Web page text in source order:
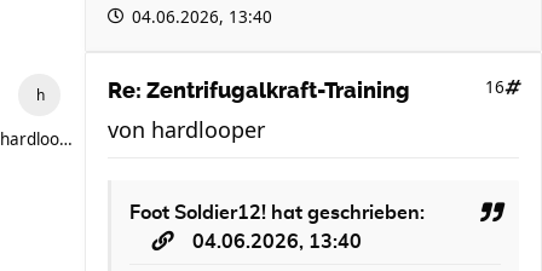
04.06.2026, 13:40
hardlooper
Re: Zentrifugalkraft-Training 16
von hardlooper
Foot Soldier12! hat geschrieben:
04.06.2026, 13:40